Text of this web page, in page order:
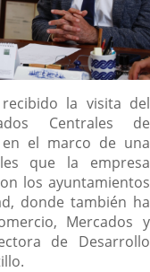
recibido la visita del
Centrales de
en el marco de una
que la empresa
los ayuntamientos
donde también ha
Mercados y
de Desarrollo